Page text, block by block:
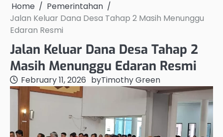
Home
Pemerintahan
Jalan Keluar Dana Desa Tahap 2 Masih Menunggu
Edaran Resmi
Jalan Keluar Dana Desa Tahap 2
Masih Menunggu Edaran Resmi
February 11, 2026 byTimothy Green